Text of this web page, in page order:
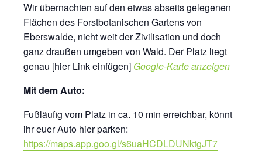
Wir übernachten auf den etwas abseits gelegenen
Flächen des Forstbotanischen Gartens von
Eberswalde, nicht weit der Zivilisation und doch
ganz draußen umgeben von Wald. Der Platz liegt
genau [hier Link einfügen] Google-Karte anzeigen
Mit dem Auto:
Fußläufig vom Platz in ca. 10 min erreichbar, könnt
ihr euer Auto hier parken:
https://maps.app.goo.gl/s6uaHCDLDUNktgJT7